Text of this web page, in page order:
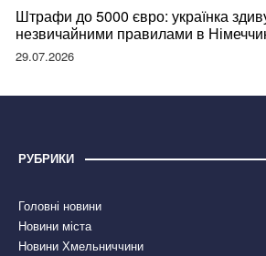
Штрафи до 5000 євро: українка
незвичайними правилами в
правдою
29.07.2026
РУБРИКИ
Головні новини
Новини міста
Новини Хмельниччини